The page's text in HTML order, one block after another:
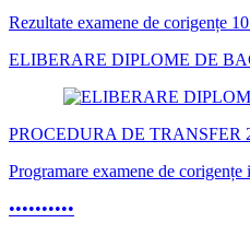
Rezultate examene de corigențe
ELIBERARE DIPLOME DE
PROCEDURA DE TRANSFER
Programare examene de corigențe
••••••••••